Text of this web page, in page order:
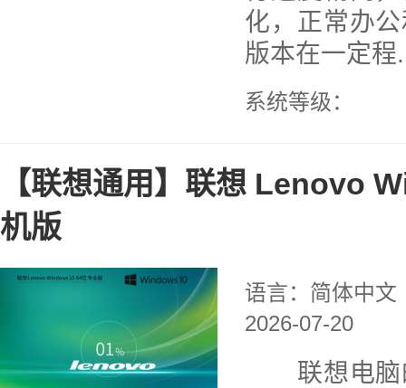
化，正常办
版本在一定程
系统等级：
【联想通用】联想 Lenovo
机版
语言：简体中文
2026-07-20
联想电脑